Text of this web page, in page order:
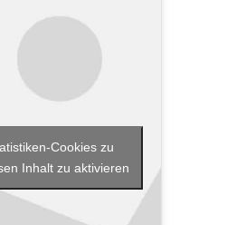
Cookies zu
Inhalt zu aktivieren